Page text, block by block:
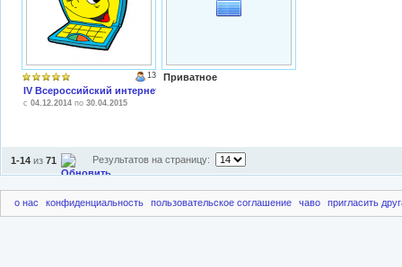
13
IV Всероссийский интернет-проект "Коллективный логопедический
c 04.12.2014 по 30.04.2015
Приватное
1-14 из 71 Результатов на страницу:
о нас конфиденциальность пользовательское соглашение чаво пригласить